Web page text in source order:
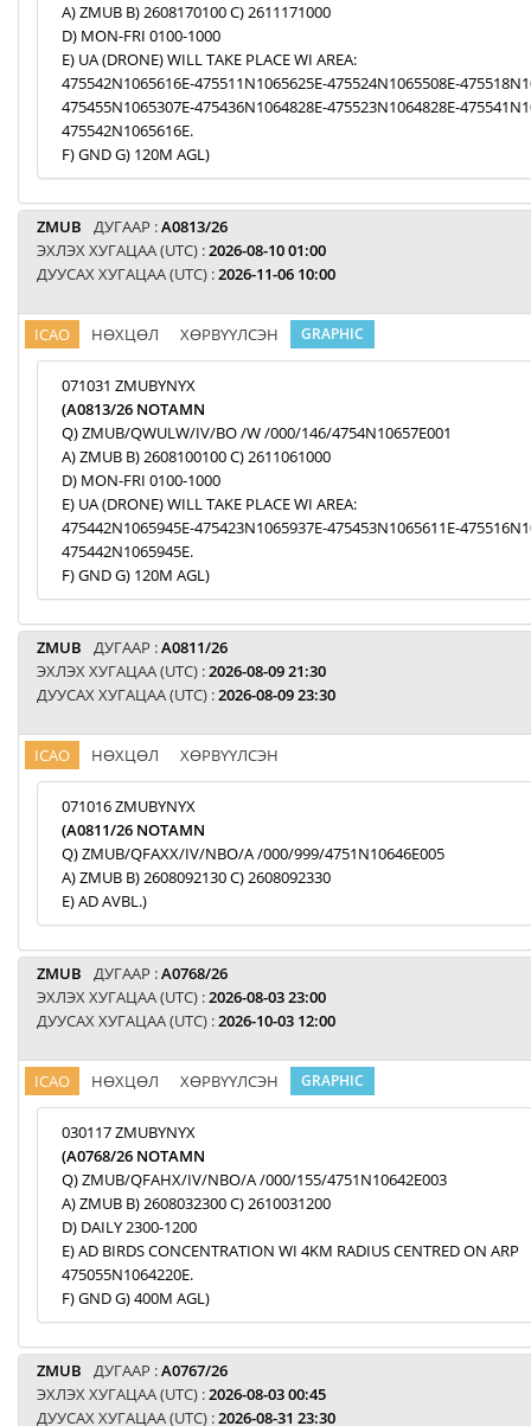
A) ZMUB B) 2608170100 C) 2611171000
D) MON-FRI 0100-1000
E) UA (DRONE) WILL TAKE PLACE WI AREA:
475542N1065616E-475511N1065625E-475524N1065508E-
475455N1065307E-475436N1064828E-475523N1064828E-
475542N1065616E.
F) GND G) 120M AGL)
ZMUB ДУГААР :A0813/26
ЭХЛЭХ ХУГАЦАА (UTC) :2026-08-10 01:00
ДУУСАХ ХУГАЦАА (UTC) :2026-11-06 10:00
ICAO НӨХЦӨЛ ХӨРВҮҮЛСЭН GRAPHIC
071031 ZMUBYNYX
(A0813/26 NOTAMN
Q) ZMUB/QWULW/IV/BO /W /000/146/4754N10657E001
A) ZMUB B) 2608100100 C) 2611061000
D) MON-FRI 0100-1000
E) UA (DRONE) WILL TAKE PLACE WI AREA:
475442N1065945E-475423N1065937E-475453N1065611E-
475442N1065945E.
F) GND G) 120M AGL)
ZMUB ДУГААР :A0811/26
ЭХЛЭХ ХУГАЦАА (UTC) :2026-08-09 21:30
ДУУСАХ ХУГАЦАА (UTC) :2026-08-09 23:30
ICAO НӨХЦӨЛ ХӨРВҮҮЛСЭН
071016 ZMUBYNYX
(A0811/26 NOTAMN
Q) ZMUB/QFAXX/IV/NBO/A /000/999/4751N10646E005
A) ZMUB B) 2608092130 C) 2608092330
E) AD AVBL.)
ZMUB ДУГААР :A0768/26
ЭХЛЭХ ХУГАЦАА (UTC) :2026-08-03 23:00
ДУУСАХ ХУГАЦАА (UTC) :2026-10-03 12:00
ICAO НӨХЦӨЛ ХӨРВҮҮЛСЭН GRAPHIC
030117 ZMUBYNYX
(A0768/26 NOTAMN
Q) ZMUB/QFAHX/IV/NBO/A /000/155/4751N10642E003
A) ZMUB B) 2608032300 C) 2610031200
D) DAILY 2300-1200
E) AD BIRDS CONCENTRATION WI 4KM RADIUS CENTRED ON ARP
475055N1064220E.
F) GND G) 400M AGL)
ZMUB ДУГААР :A0767/26
ЭХЛЭХ ХУГАЦАА (UTC) :2026-08-03 00:45
ДУУСАХ ХУГАЦАА (UTC) :2026-08-31 23:30